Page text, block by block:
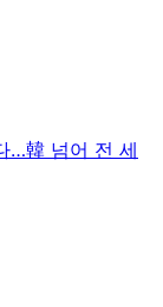
…韓 넘어 전 세